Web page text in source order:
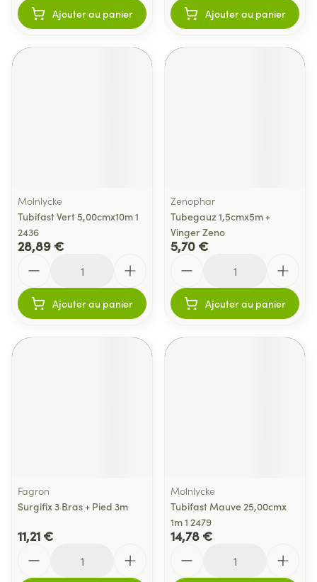
Ajouter au panier Ajouter au panier
Molnlycke
Tubifast Vert 5,00cmx10m 1
2436
28,89 €
Ajouter au panier
Zenophar
Tubegauz 1,5cmx5m +
Vinger Zeno
5,70 €
Ajouter au panier
Fagron
Surgifix 3 Bras + Pied 3m
11,21 €
Molnlycke
Tubifast Mauve 25,00cmx
1m 1 2479
14,78 €